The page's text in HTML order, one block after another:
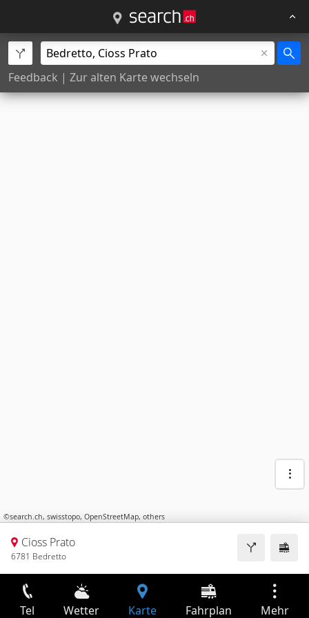
Feedback | Zur alten Karte wechseln
©search.ch, swisstopo, OpenStreetMap, others
Cioss Prato
6781 Bedretto
Tel Wetter Karte Fahrplan Mehr